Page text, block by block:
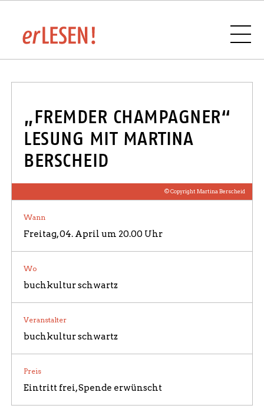
BUCHHANDLUNGEN UND VERLAGE IM
SAARLAND
SPONSOREN UND PARTNER
ÜBER UNS / BILDERGALERIE
„FREMDER CHAMPAGNER“
LESUNG MIT MARTINA
BERSCHEID
© Copyright Martina Berscheid
Wann
Freitag, 04. April um 20.00 Uhr
Wo
buchkultur schwartz
Veranstalter
buchkultur schwartz
Preis
Eintritt frei, Spende erwünscht